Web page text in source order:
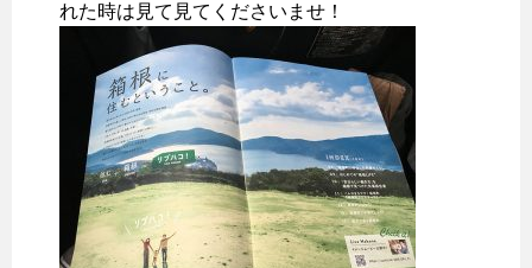
れた時は見て見てくださいませ！